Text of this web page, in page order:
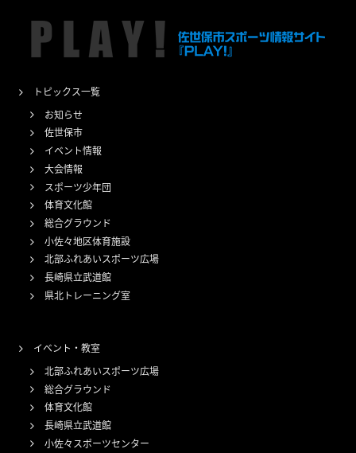
トピックス一覧
お知らせ
佐世保市
イベント情報
大会情報
スポーツ少年団
体育文化館
総合グラウンド
小佐々地区体育施設
北部ふれあいスポーツ広場
長崎県立武道館
県北トレーニング室
イベント・教室
北部ふれあいスポーツ広場
総合グラウンド
体育文化館
長崎県立武道館
小佐々スポーツセンター